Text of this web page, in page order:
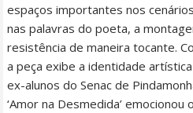
espaços importantes nos
nas palavras do poeta, a
resistência de maneira tocante.
a peça exibe a identidade
ex-alunos do Senac de
‘Amor na Desmedida’